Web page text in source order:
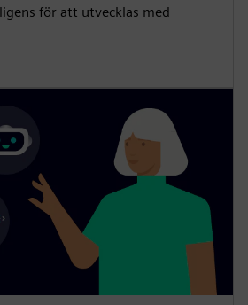
för att utvecklas med